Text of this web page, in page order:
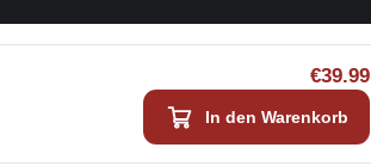
€39.99
In den Warenkorb